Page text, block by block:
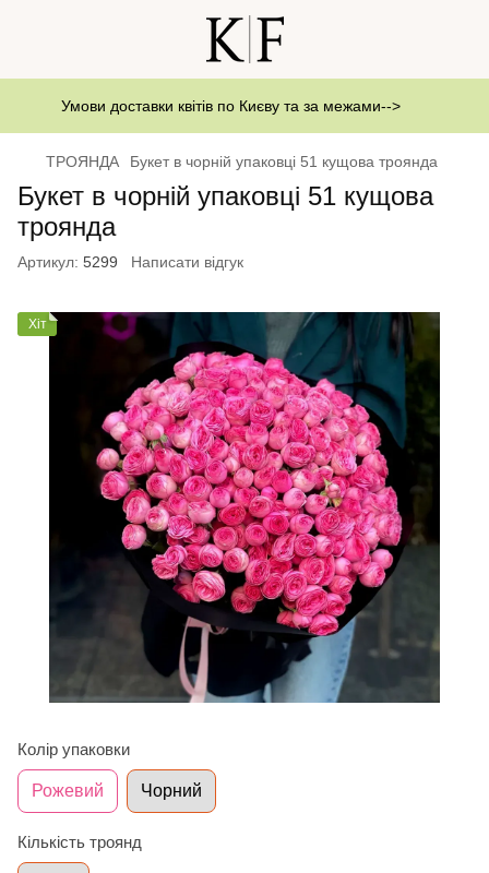
Умови доставки квітів по Києву та за межами-->
ТРОЯНДА Букет в чорній упаковці 51 кущова троянда
Букет в чорній упаковці 51 кущова
троянда
Артикул: 5299 Написати відгук
Хіт
Колір упаковки
Рожевий Чорний
Кількість троянд